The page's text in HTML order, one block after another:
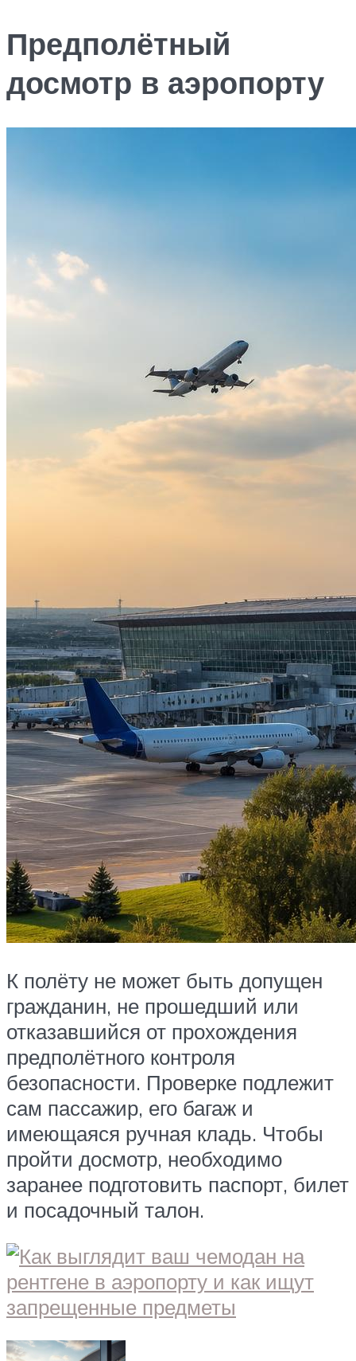
Предполётный
досмотр в аэропорту
К полёту не может быть допущен
гражданин, не прошедший или
отказавшийся от прохождения
предполётного контроля
безопасности. Проверке подлежит
сам пассажир, его багаж и
имеющаяся ручная кладь. Чтобы
пройти досмотр, необходимо
заранее подготовить паспорт, билет
и посадочный талон.